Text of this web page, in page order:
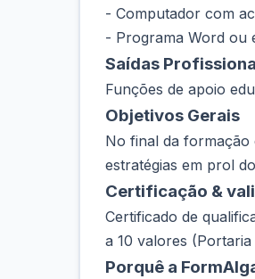
- Computador com
- Programa Word ou
Saídas
Funções de apoio
Objetivos Gerais
No final da formação
estratégias em prol
Certificação &
Certificado de
a 10 valores
Porquê a